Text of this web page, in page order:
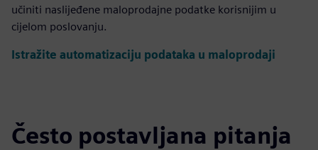
učiniti naslijeđene maloprodajne podatke korisnijim u
cijelom poslovanju.
Istražite automatizaciju podataka u maloprodaji
Često postavljana pitanja